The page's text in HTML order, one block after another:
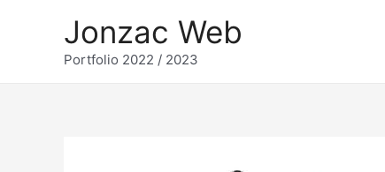
Jonzac Web
Portfolio 2022 / 2023